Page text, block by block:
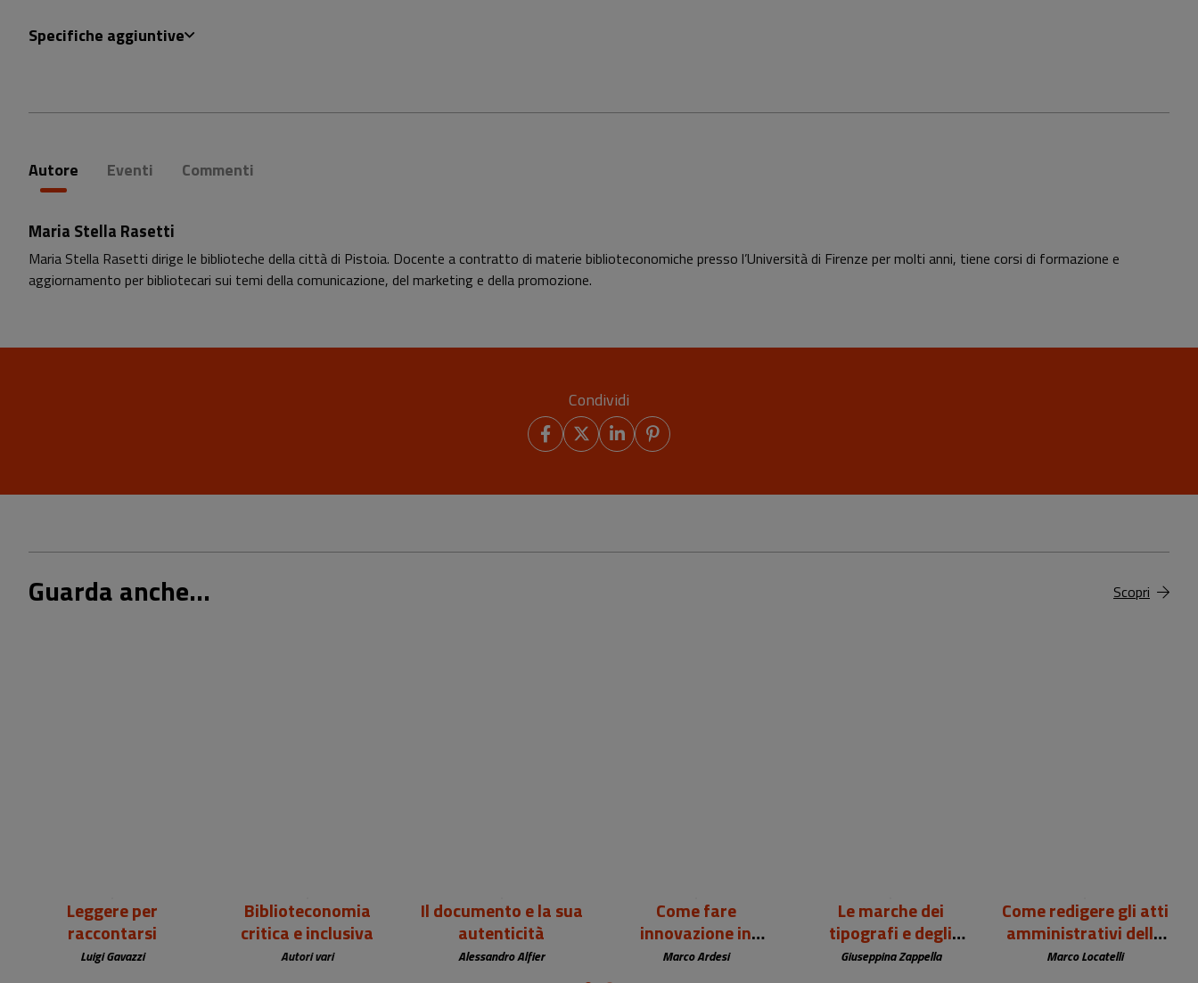
Specifiche aggiuntive
Autore Eventi Commenti
Maria Stella Rasetti
Maria Stella Rasetti dirige le biblioteche della città di Pistoia. Docente a contratto di materie biblioteconomiche presso l’Università di Firenze per molti anni, tiene corsi di formazione e
aggiornamento per bibliotecari sui temi della comunicazione, del marketing e della promozione.
Condividi
Guarda anche... Scopri
Leggere per
raccontarsi
Luigi Gavazzi
Biblioteconomia
critica e inclusiva
Autori vari
Il documento e la sua
autenticità
Alessandro Alfier
Come fare
innovazione in
biblioteca
Marco Ardesi
Le marche dei
tipografi e degli
editori europei (sec.
Giuseppina Zappella
Come redigere gli atti
amministrativi della
biblioteca
Marco Locatelli